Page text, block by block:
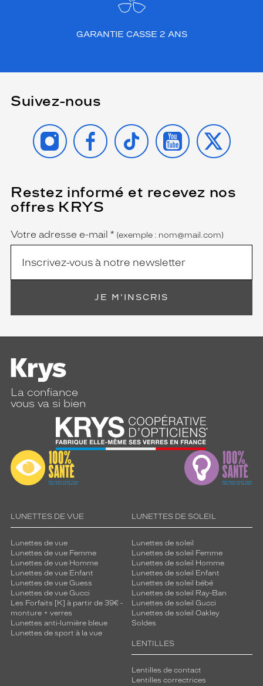
GARANTIE CASSE 2 ANS
Suivez-nous
INSTAGRAMFACEBOOK
TIKTOK YOUTUBE
X
Restez informé et recevez nos
offres KRYS
Name
Votre adresse e-mail *
(Ce
champ
est
obligatoire)
(exemple : nom@mail.com)
JE M'INSCRIS
La confiance
vous va si bien
LUNETTES DE VUE
Lunettes de vue
Lunettes de vue Femme
Lunettes de vue Homme
Lunettes de vue Enfant
Lunettes de vue Guess
Lunettes de vue Gucci
Les Forfaits [K] à partir de 39€ -
monture + verres
Lunettes anti-lumière bleue
Lunettes de sport à la vue
LUNETTES DE SOLEIL
Lunettes de soleil
Lunettes de soleil Femme
Lunettes de soleil Homme
Lunettes de soleil Enfant
Lunettes de soleil bébé
Lunettes de soleil Ray-Ban
Lunettes de soleil Gucci
Lunettes de soleil Oakley
Soldes
LENTILLES
Lentilles de contact
Lentilles correctrices